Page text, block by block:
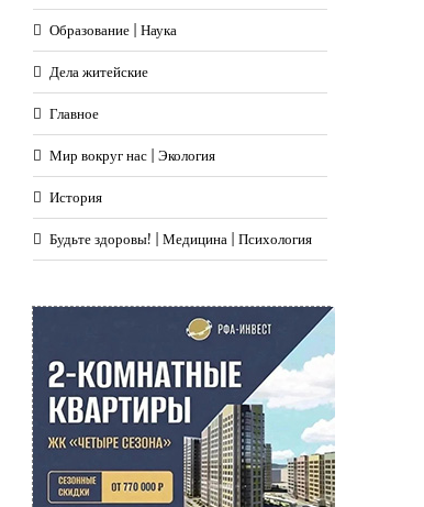
Образование | Наука
Дела житейские
Главное
Мир вокруг нас | Экология
История
Будьте здоровы! | Медицина | Психология